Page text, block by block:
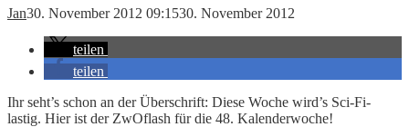
Jan30. November 2012 09:1530. November 2012
teilen
teilen
Ihr seht’s schon an der Überschrift: Diese Woche wird’s Sci-Fi-
lastig. Hier ist der ZwOflash für die 48. Kalenderwoche!